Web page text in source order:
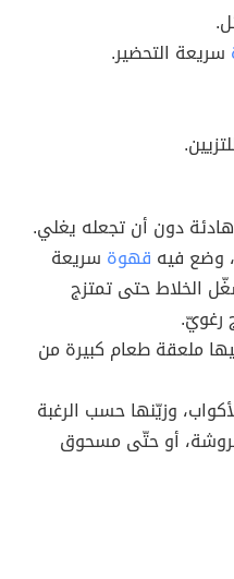
سريعة التحضير.
دون أن تجعله يغلي.
وضع فيه قهوة سريعة
الخلاط حتى تمتزج
رغويّ.
ملعقة طعام كبيرة من
وزيّنها حسب الرغبة
أو حتّى مسحوق